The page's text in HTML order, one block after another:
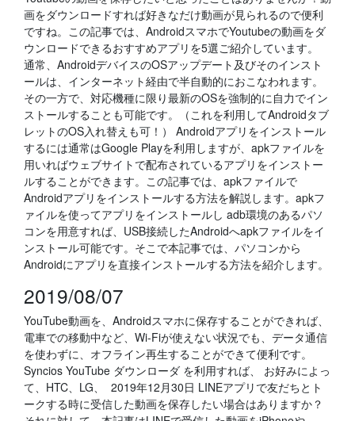
画をダウンロードすれば好きなだけ動画が見られるので便利
ですね。この記事では、AndroidスマホでYoutubeの動画をダ
ウンロードできるおすすめアプリを5選ご紹介しています。
通常、AndroidデバイスのOSアップデート及びそのインスト
ールは、インターネット経由で半自動的におこなわれます。
その一方で、対応機種に限り最新のOSを強制的に自力でイン
ストールすることも可能です。（これを利用してAndroidタブ
レットのOS入れ替えも可！） Androidアプリをインストール
するには通常はGoogle Playを利用しますが、apkファイルを
用いればウェブサイトで配布されているアプリをインストー
ルすることができます。この記事では、apkファイルで
Androidアプリをインストールする方法を解説します。apkフ
ァイルを使ってアプリをインストールし adb環境のあるパソ
コンを用意すれば、USB接続したAndroidへapkファイルをイ
ンストール可能です。そこで本記事では、パソコンから
Androidにアプリを直接インストールする方法を紹介します。
2019/08/07
YouTube動画を、Androidスマホに保存することができれば、
電車での移動中など、Wi-Fiが使えない状況でも、データ通信
を使わずに、オフライン再生することができて便利です。
Syncios YouTube ダウンローダ を利用すれば、 お好みによっ
て、HTC、LG、 2019年12月30日 LINEアプリで友だちとト
ークする時に受信した動画を保存したい場合はありますか？